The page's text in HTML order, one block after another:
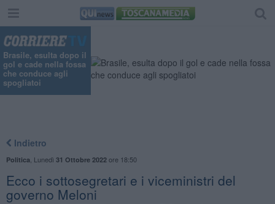
Brasile, esulta dopo il
gol e cade nella fossa
che conduce agli
spogliatoi
Indietro
Politica Lunedì 31 Ottobre 2022ore 18:50
Ecco i sottosegretari e i viceministri del
governo Meloni